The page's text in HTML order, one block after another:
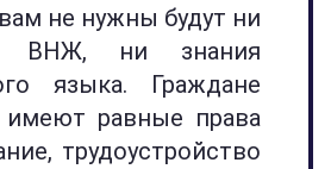
не нужны будут ни
ВНЖ, ни знания
языка. Граждане
имеют равные права
трудоустройство